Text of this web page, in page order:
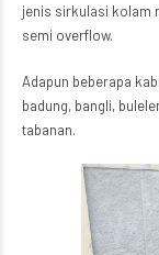
jenis sirkulasi kolam
semi overflow.
Adapun beberapa
badung, bangli,
tabanan.